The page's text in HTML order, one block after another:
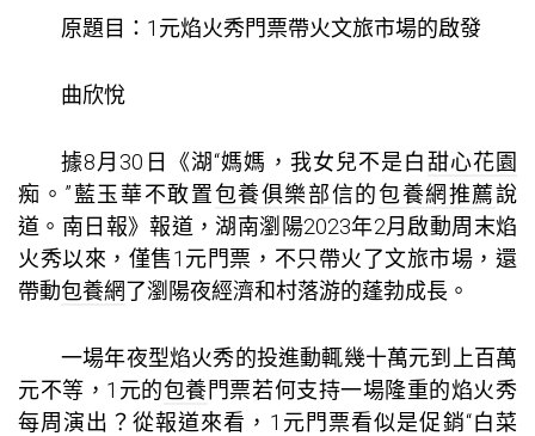
原題目：1元焰火秀門票帶火文旅市場的啟發
曲欣悅
據8月30日《湖“媽媽，我女兒不是白甜心花園
痴。”藍玉華不敢置包養俱樂部信的包養網推薦說
道。南日報》報道，湖南瀏陽2023年2月啟動周末焰
火秀以來，僅售1元門票，不只帶火了文旅市場，還
帶動包養網了瀏陽夜經濟和村落游的蓬勃成長。
一場年夜型焰火秀的投進動輒幾十萬元到上百萬
元不等，1元的包養門票若何支持一場隆重的焰火秀
每周演出？從報道來看，1元門票看似是促銷“白菜